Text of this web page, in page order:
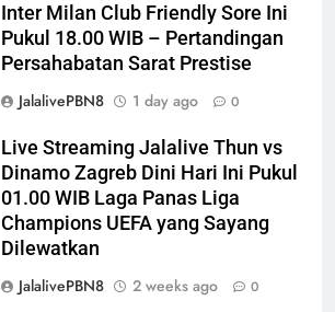
Inter Milan Club Friendly Sore Ini
Pukul 18.00 WIB – Pertandingan
Persahabatan Sarat Prestise
JalalivePBN8
1 day ago 0
Live Streaming Jalalive Thun vs
Dinamo Zagreb Dini Hari Ini Pukul
01.00 WIB Laga Panas Liga
Champions UEFA yang Sayang
Dilewatkan
JalalivePBN8
2 weeks ago 0